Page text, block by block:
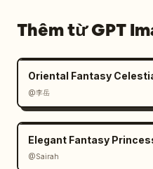
thực, thiết kế giao
Thêm từ GPT
Oriental Fantasy
@李岳
Elegant Fantasy
@Sairah